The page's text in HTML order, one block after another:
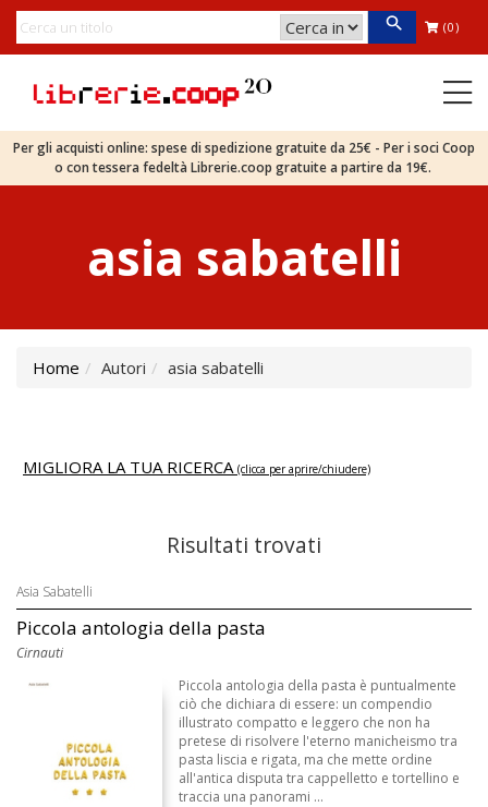
(0)
Per gli acquisti online: spese di spedizione gratuite da 25€ - Per i soci Coop
o con tessera fedeltà Librerie.coop gratuite a partire da 19€.
asia sabatelli
Home Autori asia sabatelli
MIGLIORA LA TUA RICERCA (clicca per aprire/chiudere)
Risultati trovati
Asia Sabatelli
Piccola antologia della pasta
Cirnauti
Piccola antologia della pasta è puntualmente
ciò che dichiara di essere: un compendio
illustrato compatto e leggero che non ha
pretese di risolvere l'eterno manicheismo tra
pasta liscia e rigata, ma che mette ordine
all'antica disputa tra cappelletto e tortellino e
traccia una panorami ...